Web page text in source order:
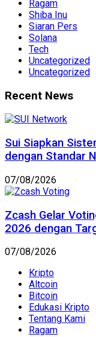
Ragam
Shiba Inu
Siaran Pers
Solana
Tech
Uncategorized
Uncategorized
Recent News
Sui Siapkan
dengan Standar
07/08/2026
Zcash Gelar
2026 dengan
07/08/2026
Kripto
Altcoin
Bitcoin
Edukasi Kripto
Tentang Kami
Ragam